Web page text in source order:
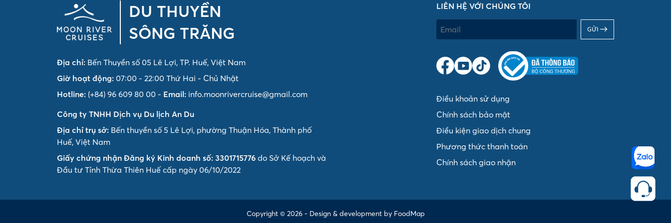
DU THUYỀN
SÔNG TRĂNG
Địa chỉ: Bến Thuyền số 05 Lê Lợi, TP. Huế, Việt Nam
Giờ hoạt động: 07:00 - 22:00 Thứ Hai - Chủ Nhật
Hotline: (+84) 96 609 80 00 - Email: info.moonrivercruise@gmail.com
Công ty TNHH Dịch vụ Du lịch An Du
Địa chỉ trụ sở: Bến thuyền số 5 Lê Lợi, phường Thuận Hóa, Thành phố
Huế, Việt Nam
Giấy chứng nhận Đăng ký Kinh doanh số: 3301715776 do Sở Kế hoạch và
Đầu tư Tỉnh Thừa Thiên Huế cấp ngày 06/10/2022
LIÊN HỆ VỚI CHÚNG TÔI
GỬI
Điều khoản sử dụng
Chính sách bảo mật
Điều kiện giao dịch chung
Phương thức thanh toán
Chính sách giao nhận
Copyright © 2026 - Design & development by FoodMap